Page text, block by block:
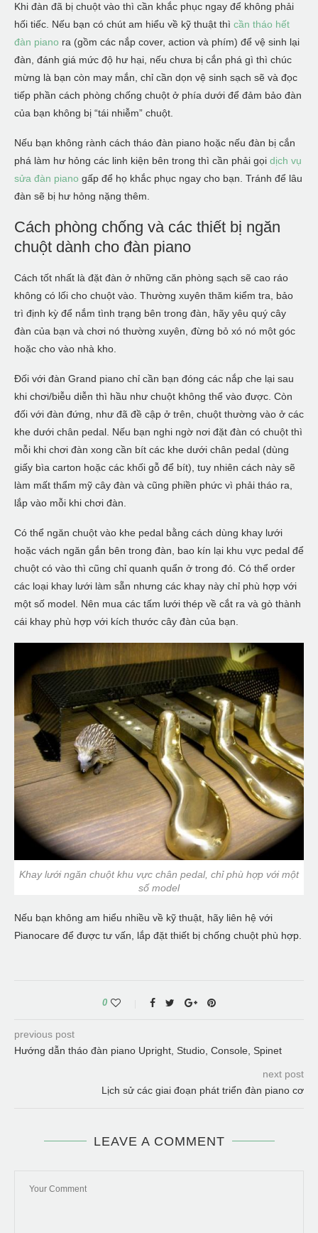
Khi đàn đã bị chuột vào thì cần khắc phục ngay để không phải
hối tiếc. Nếu bạn có chút am hiểu về kỹ thuật thì cần tháo hết
đàn piano ra (gồm các nắp cover, action và phím) để vệ sinh lại
đàn, đánh giá mức độ hư hại, nếu chưa bị cắn phá gì thì chúc
mừng là bạn còn may mắn, chỉ cần dọn vệ sinh sạch sẽ và đọc
tiếp phần cách phòng chống chuột ở phía dưới để đảm bảo đàn
của bạn không bị “tái nhiễm” chuột.
Nếu bạn không rành cách tháo đàn piano hoặc nếu đàn bị cắn
phá làm hư hỏng các linh kiện bên trong thì cần phải gọi dịch vụ
sửa đàn piano gấp để họ khắc phục ngay cho bạn. Tránh để lâu
đàn sẽ bị hư hỏng nặng thêm.
Cách phòng chống và các thiết bị ngăn
chuột dành cho đàn piano
Cách tốt nhất là đặt đàn ở những căn phòng sạch sẽ cao ráo
không có lối cho chuột vào. Thường xuyên thăm kiểm tra, bảo
trì định kỳ để nắm tình trạng bên trong đàn, hãy yêu quý cây
đàn của bạn và chơi nó thường xuyên, đừng bỏ xó nó một góc
hoặc cho vào nhà kho.
Đối với đàn Grand piano chỉ cần bạn đóng các nắp che lại sau
khi chơi/biễu diễn thì hầu như chuột không thể vào được. Còn
đối với đàn đứng, như đã đề cập ở trên, chuột thường vào ở các
khe dưới chân pedal. Nếu bạn nghi ngờ nơi đặt đàn có chuột thì
mỗi khi chơi đàn xong cần bít các khe dưới chân pedal (dùng
giấy bìa carton hoặc các khối gỗ để bít), tuy nhiên cách này sẽ
làm mất thẩm mỹ cây đàn và cũng phiền phức vì phải tháo ra,
lắp vào mỗi khi chơi đàn.
Có thể ngăn chuột vào khe pedal bằng cách dùng khay lưới
hoặc vách ngăn gắn bên trong đàn, bao kín lại khu vực pedal để
chuột có vào thì cũng chỉ quanh quẩn ở trong đó. Có thể order
các loại khay lưới làm sẵn nhưng các khay này chỉ phù hợp với
một số model. Nên mua các tấm lưới thép về cắt ra và gò thành
cái khay phù hợp với kích thước cây đàn của bạn.
Khay lưới ngăn chuột khu vực chân pedal, chỉ phù hợp với một
số model
Nếu bạn không am hiểu nhiều về kỹ thuật, hãy liên hệ với
Pianocare để được tư vấn, lắp đặt thiết bị chống chuột phù hợp.
0
previous post
Hướng dẫn tháo đàn piano Upright, Studio, Console, Spinet
next post
Lịch sử các giai đoạn phát triển đàn piano cơ
LEAVE A COMMENT